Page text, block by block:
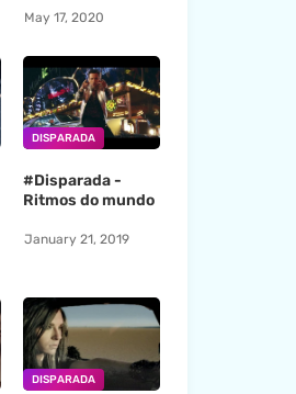
May 17, 2020
DISPARADA
#Disparada -
Ritmos do mundo
January 21, 2019
DISPARADA